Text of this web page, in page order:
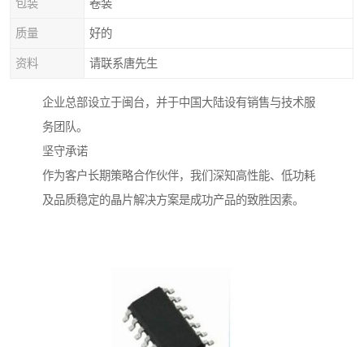
包装 卷装
质量 好的
资料 请联系唐先生
企业总部设立于闽台，并于中国大陆设有销售与技术服
务团队。
坚守承诺
作为客户长期策略合作伙伴，我们深知高性能、低功耗
及品质稳定的晶片解决方案是成功产品的致胜因素。